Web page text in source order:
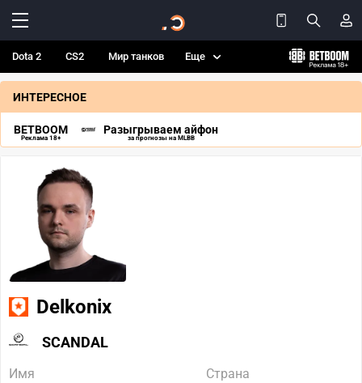
Dota 2 CS2 Мир танков Еще
ИНТЕРЕСНОЕ
BETBOOM
Реклама 18+
Разыгрываем айфон
за прогнозы на MLBB
Delkonix
SCANDAL
Имя
Страна